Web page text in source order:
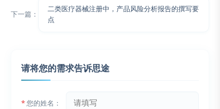
下一篇：
二类医疗器械注册中，产品风险分析报告的撰写要
点
请将您的需求告诉思途
*您的姓名：